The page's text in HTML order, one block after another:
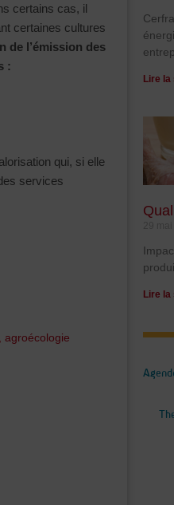
certains cas, il
certaines cultures
de l’émission des
:
qui, si elle
services
agroécologie
Lire la
Lire la